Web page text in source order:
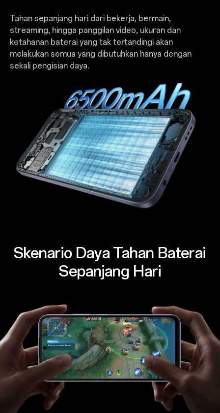
Tahan sepanjang hari dari bekerja, bermain,
streaming, hingga panggilan video, ukuran dan
ketahanan baterai yang tak tertandingi akan
melakukan semua yang dibutuhkan hanya dengan
sekali pengisian daya.
Skenario Daya Tahan Baterai
Sepanjang Hari